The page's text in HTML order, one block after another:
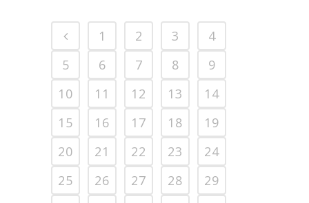
1 2 3
4
5
6 7 8
9
10
11 12 13
14
15
16 17 18
19
20
21 22 23
24
25
26 27 28
29